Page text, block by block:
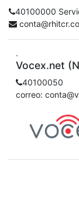
40100000
.
Vocex.net
40100050
correo: